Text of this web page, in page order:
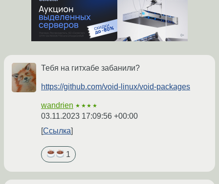
Тебя на гитхабе забанили?
https://github.com/void-linux/void-packages
wandrien ★★★★
03.11.2023 17:09:56 +00:00
Ссылка
1